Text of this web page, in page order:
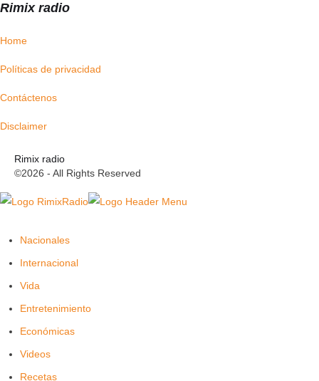
Rimix radio
Home
Políticas de privacidad
Contáctenos
Disclaimer
Rimix radio
©2026 - All Rights Reserved
Nacionales
Internacional
Vida
Entretenimiento
Económicas
Videos
Recetas